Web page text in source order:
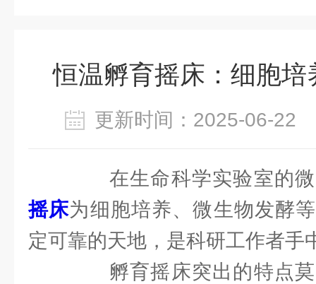
恒温孵育摇床：细胞培
更新时间：2025-06-
在生命科学实验室的微
摇床为细胞培养、微生物发酵
定可靠的天地，是科研工作者手
孵育摇床突出的特点莫